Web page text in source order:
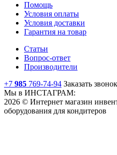
Помощь
Условия оплаты
Условия доставки
Гарантия на товар
Статьи
Вопрос-ответ
Производители
+7 985 769-74-94 Заказать звонок
Мы в ИНСТАГРАМ:
2026 © Интернет магазин
оборудования для кондитеров